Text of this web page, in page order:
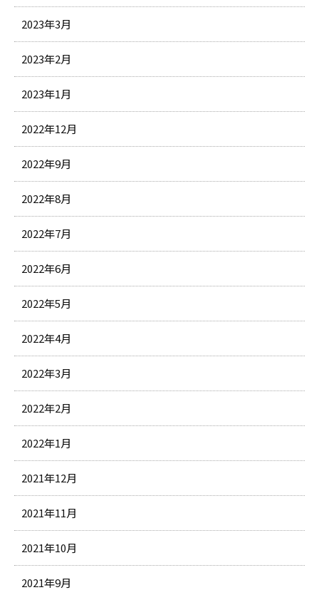
2023年3月
2023年2月
2023年1月
2022年12月
2022年9月
2022年8月
2022年7月
2022年6月
2022年5月
2022年4月
2022年3月
2022年2月
2022年1月
2021年12月
2021年11月
2021年10月
2021年9月